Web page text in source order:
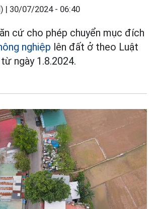
| 30/07/2024 - 06:40
cứ cho phép chuyển mục đích
nghiệp lên đất ở theo Luật
ngày 1.8.2024.